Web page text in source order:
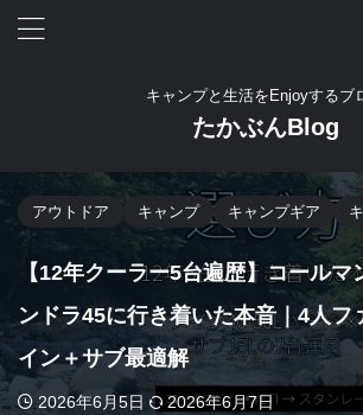
キャンプと生活をEnjoyするブ
たかぶんBlog
アウトドア キャンプ キャンプギア
【12年クーラー5台遍歴】コール
ンドラ45に行き着いた本音｜4人フ
イン＋サブ最適解
2026年6月5日 2026年6月7日